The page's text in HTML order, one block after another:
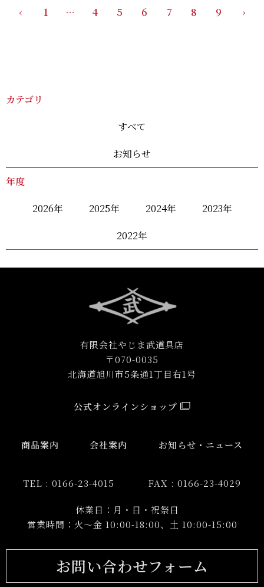
‹ 1 … 4 5 6 7 8 9 ›
カテゴリ
すべて
お知らせ
年度
2026年 2025年 2024年 2023年
2022年
有限会社やじま武道具店
〒070-0035
北海道旭川市5条通1丁目右1号
公式オンラインショップ
商品案内 会社案内 お知らせ・ニュース
TEL : 0166-23-4015 FAX : 0166-23-4029
休業日：月・日・祝祭日
営業時間：火～金 10:00-18:00、土 10:00-15:00
お問い合わせフォーム